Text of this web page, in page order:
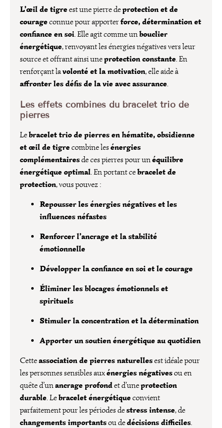
L’œil de tigreest une pierre deprotection et de
courageconnue pour apporterforce, détermination et
confiance en soi. Elle agit comme unbouclier
énergétique, renvoyant les énergies négatives vers leur
source et offrant ainsi uneprotection constante. En
renforçant lavolonté et la motivation, elle aide à
affronter les défis de la vie avec assurance.
Les effets combinés du bracelet trio de
pierres
Lebracelet trio de pierres en hématite, obsidienne
et œil de tigrecombine lesénergies
complémentairesde ces pierres pour unéquilibre
énergétique optimal. En portant cebracelet de
protection, vous pouvez :
Repousser les énergies négatives et les
influences néfastes
Renforcer l’ancrage et la stabilité
émotionnelle
Développer la confiance en soi et le courage
Éliminer les blocages émotionnels et
spirituels
Stimuler la concentration et la détermination
Apporter un soutien énergétique au quotidien
Cetteassociation de pierres naturellesest idéale pour
les personnes sensibles auxénergies négativesou en
quête d’unancrage profondet d’uneprotection
durable. Lebracelet énergétiqueconvient
parfaitement pour les périodes destress intense, de
changements importantsou dedécisions difficiles.